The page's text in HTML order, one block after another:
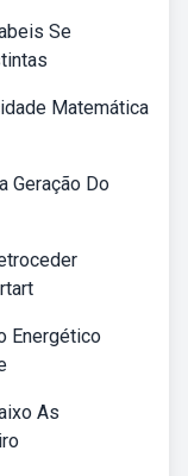
Se
Matemática
Geração Do
Energético
As